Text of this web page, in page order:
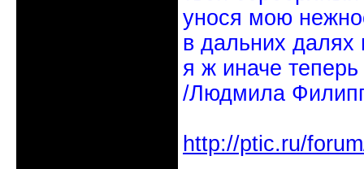
унося мою
в дальних
я ж иначе
/Людмила
http://ptic.ru/